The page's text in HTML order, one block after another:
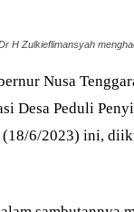
H Zulkieflimansyah
Nusa
Desa Peduli
6/2023) ini,